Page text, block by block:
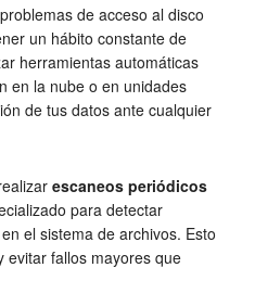
de acceso al disco
un hábito constante de
herramientas automáticas
en la nube o en unidades
de tus datos ante cualquier
escaneos periódicos
para detectar
el sistema de archivos. Esto
evitar fallos mayores que